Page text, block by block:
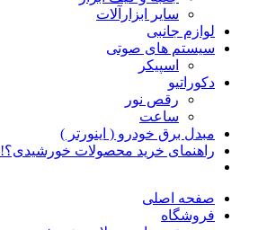
سایر ابزارآلات
لوازم جانبی
سیستم های صوتی
اسپیکر
دکوراتیو
رقص نور
ساعت
مبدل برق خودرو ( اینورتر )
راهنمای خرید محصولات خورشیدی؟!
صفحه اصلی
فروشگاه